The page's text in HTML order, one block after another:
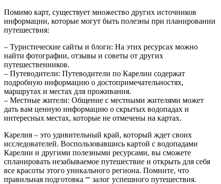
Помимо карт, существует множество других источников
информации, которые могут быть полезны при планировании
путешествия:
– Туристические сайты и блоги: На этих ресурсах можно
найти фотографии, отзывы и советы от других
путешественников.
– Путеводители: Путеводители по Карелии содержат
подробную информацию о достопримечательностях,
маршрутах и местах для проживания.
– Местные жители: Общение с местными жителями может
дать вам ценную информацию о скрытых водопадах и
интересных местах, которые не отмечены на картах.
Карелия – это удивительный край, который ждет своих
исследователей. Воспользовавшись картой с водопадами
Карелии и другими полезными ресурсами, вы сможете
спланировать незабываемое путешествие и открыть для себя
все красоты этого уникального региона. Помните, что
правильная подготовка ⎻ залог успешного путешествия.